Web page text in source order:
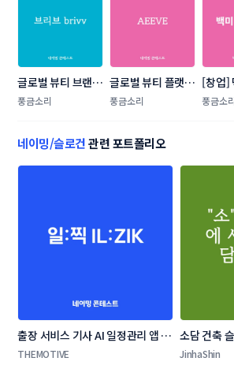
글로벌 뷰티 브랜드
풍금소리
글로벌 뷰티 플랫폼
네이밍 콘테스트
풍금소리
[창업]
밍
풍금소리
네이밍/슬로건관련 포트폴리오
출장 서비스 기사 AI 일정관리 앱 네
이밍 콘테스트
THEMOTIVE
소담 건축
JinhaShin